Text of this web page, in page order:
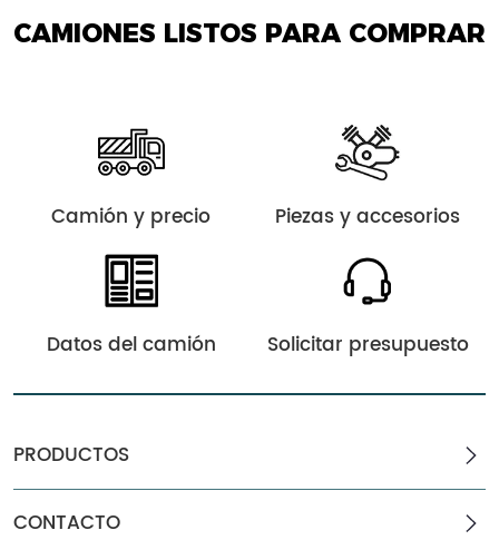
CAMIONES LISTOS PARA COMPRAR
Camión y precio Piezas y accesorios
Datos del camión Solicitar presupuesto
PRODUCTOS
CONTACTO